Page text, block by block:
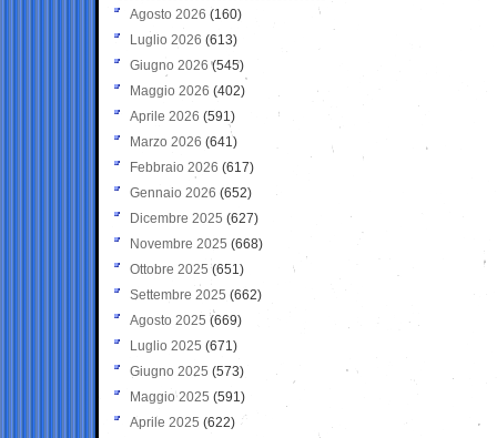
Agosto 2026 (160)
Luglio 2026 (613)
Giugno 2026 (545)
Maggio 2026 (402)
Aprile 2026 (591)
Marzo 2026 (641)
Febbraio 2026 (617)
Gennaio 2026 (652)
Dicembre 2025 (627)
Novembre 2025 (668)
Ottobre 2025 (651)
Settembre 2025 (662)
Agosto 2025 (669)
Luglio 2025 (671)
Giugno 2025 (573)
Maggio 2025 (591)
Aprile 2025 (622)